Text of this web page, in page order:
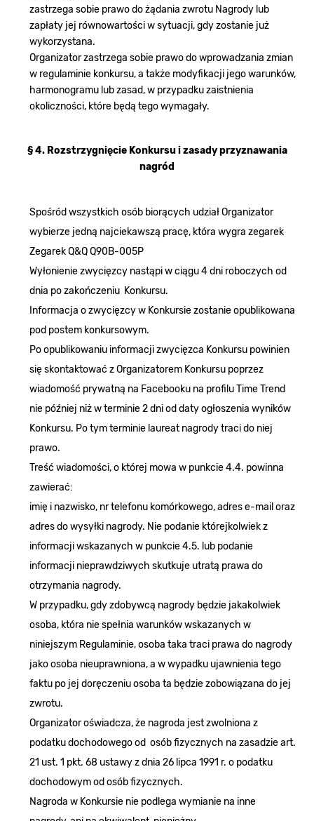
zastrzega sobie prawo do żądania zwrotu Nagrody lub
zapłaty jej równowartości w sytuacji, gdy zostanie już
wykorzystana.
Organizator zastrzega sobie prawo do wprowadzania zmian
w regulaminie konkursu, a także modyfikacji jego warunków,
harmonogramu lub zasad, w przypadku zaistnienia
okoliczności, które będą tego wymagały.
§ 4. Rozstrzygnięcie Konkursu i zasady przyznawania
nagród
Spośród wszystkich osób biorących udział Organizator
wybierze jedną najciekawszą pracę, która wygra zegarek
Zegarek Q&Q Q90B-005P
Wyłonienie zwycięzcy nastąpi w ciągu 4 dni roboczych od
dnia po zakończeniu Konkursu.
Informacja o zwycięzcy w Konkursie zostanie opublikowana
pod postem konkursowym.
Po opublikowaniu informacji zwycięzca Konkursu powinien
się skontaktować z Organizatorem Konkursu poprzez
wiadomość prywatną na Facebooku na profilu Time Trend
nie później niż w terminie 2 dni od daty ogłoszenia wyników
Konkursu. Po tym terminie laureat nagrody traci do niej
prawo.
Treść wiadomości, o której mowa w punkcie 4.4. powinna
zawierać:
imię i nazwisko, nr telefonu komórkowego, adres e-mail oraz
adres do wysyłki nagrody. Nie podanie którejkolwiek z
informacji wskazanych w punkcie 4.5. lub podanie
informacji nieprawdziwych skutkuje utratą prawa do
otrzymania nagrody.
W przypadku, gdy zdobywcą nagrody będzie jakakolwiek
osoba, która nie spełnia warunków wskazanych w
niniejszym Regulaminie, osoba taka traci prawa do nagrody
jako osoba nieuprawniona, a w wypadku ujawnienia tego
faktu po jej doręczeniu osoba ta będzie zobowiązana do jej
zwrotu.
Organizator oświadcza, że nagroda jest zwolniona z
podatku dochodowego od osób fizycznych na zasadzie art.
21 ust. 1 pkt. 68 ustawy z dnia 26 lipca 1991 r. o podatku
dochodowym od osób fizycznych.
Nagroda w Konkursie nie podlega wymianie na inne